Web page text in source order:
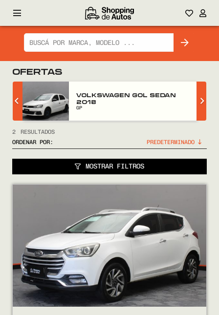
COMPRÁ
VENDÉ
FINANCIÁ
NOSOTROS
OFERTAS
VOLKSWAGEN GOL SEDAN
2018
GP
2
RESULTADOS
ORDENAR POR:
MOSTRAR FILTROS